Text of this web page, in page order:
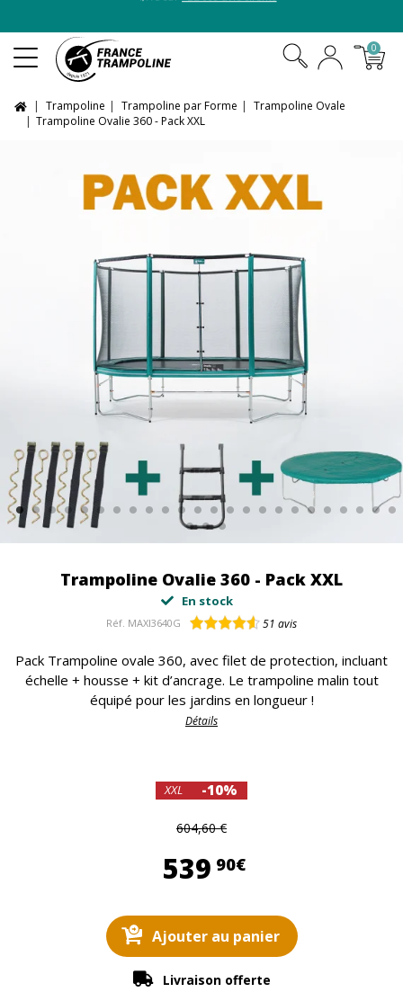
0
Trampoline Trampoline par Forme
Trampoline Ovale
Trampoline Ovalie 360 - Pack XXL
Trampoline Ovalie 360 - Pack XXL
En stock
Réf. MAXI3640G 51 avis
Pack Trampoline ovale 360, avec filet de protection, incluant
échelle + housse + kit d’ancrage. Le trampoline malin tout
équipé pour les jardins en longueur !
Détails
XXL -10%
604,60 €
539 90€539,90 €
Ajouter au panier
Livraison offerte